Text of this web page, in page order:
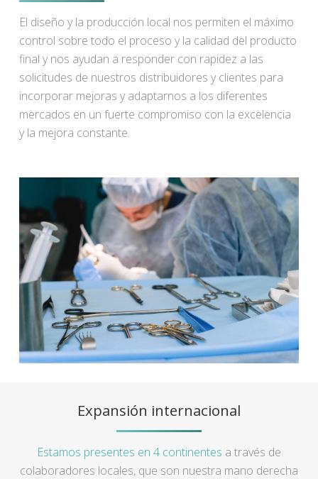
El diseño y la producción local nos permiten el máximo
control sobre todo el proceso y la calidad del producto
final y nos ayudan a responder con rapidez a las
solicitudes de nuestros distribuidores y clientes para
incorporar mejoras y adaptarnos a los diferentes
mercados en un fuerte compromiso con la excelencia
y la mejora constante.
Expansión internacional
Estamos presentes en 4 continentes a través de
colaboradores locales, que son nuestra mano derecha